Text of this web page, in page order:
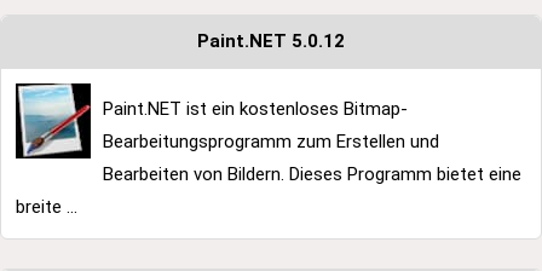
Paint.NET 5.0.12
Paint.NET ist ein kostenloses Bitmap-
Bearbeitungsprogramm zum Erstellen und
Bearbeiten von Bildern. Dieses Programm bietet eine
breite ...